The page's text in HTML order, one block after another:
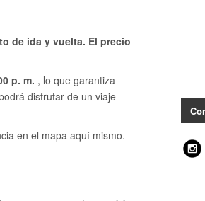
de ida y vuelta. El precio
p. m. , lo que garantiza
disfrutar de un viaje
en el mapa aquí mismo.